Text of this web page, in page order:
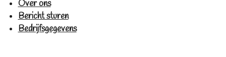
Over ons
Bericht sturen
Bedrijfsgegevens